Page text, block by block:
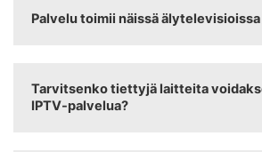
Palvelu toimii näissä älytelevisioissa
Tarvitsenko tiettyjä laitteita
IPTV-palvelua?